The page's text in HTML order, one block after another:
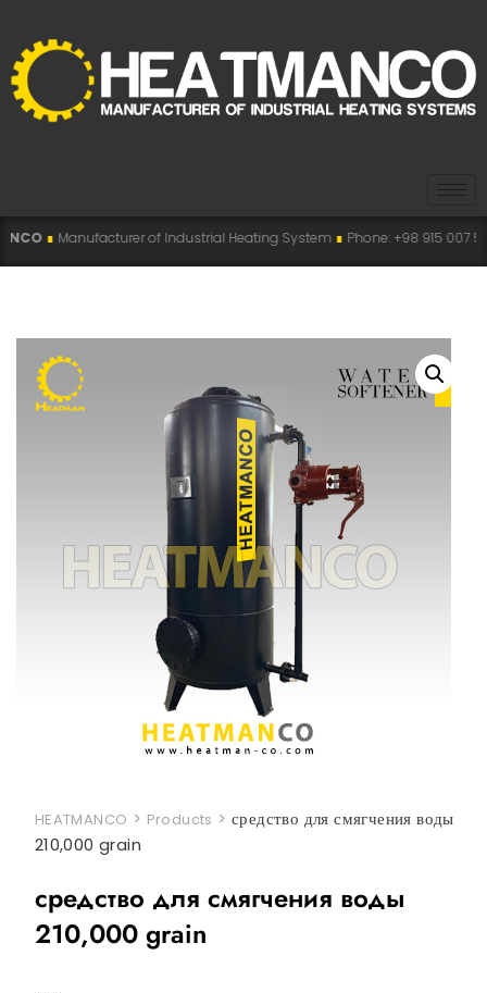
of Industrial Heating System ∎Phone: +98 915 007 5194 , +98 915 112
HEATMANCO > Products > средство для смягчения воды
210,000 grain
средство для смягчения воды
210,000 grain